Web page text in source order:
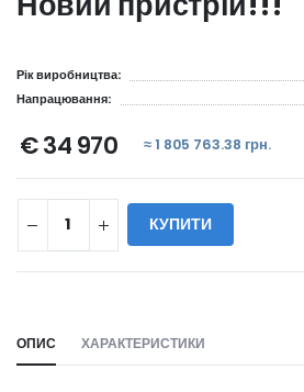
Рік виробництва:
Напрацювання:
€ 34 970 ≈ 1 805 763.38 грн.
КУПИТИ
ОПИС ХАРАКТЕРИСТИКИ